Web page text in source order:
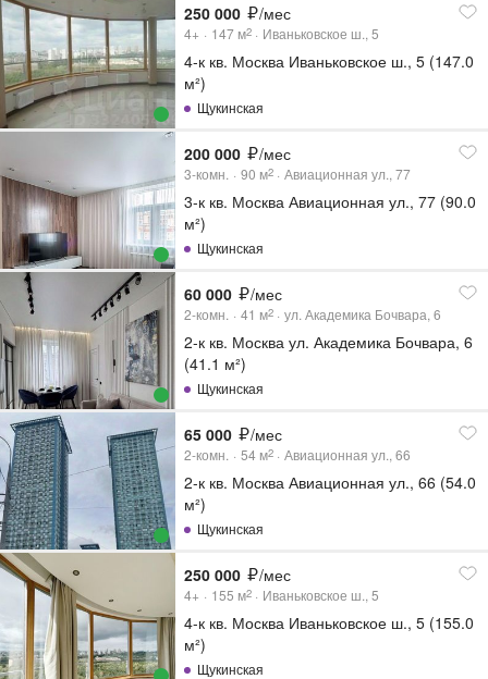
250 000 /мес
4+ 147 м2 Иваньковское ш., 5
4-к кв. Москва Иваньковское ш., 5 (147.0
м²)
Щукинская
200 000 /мес
3-комн. 90 м2 Авиационная ул., 77
3-к кв. Москва Авиационная ул., 77 (90.0
м²)
Щукинская
60 000 /мес
2-комн. 41 м2 ул. Академика Бочвара, 6
2-к кв. Москва ул. Академика Бочвара, 6
(41.1 м²)
Щукинская
65 000 /мес
2-комн. 54 м2 Авиационная ул., 66
2-к кв. Москва Авиационная ул., 66 (54.0
м²)
Щукинская
250 000 /мес
4+ 155 м2 Иваньковское ш., 5
4-к кв. Москва Иваньковское ш., 5 (155.0
м²)
Щукинская